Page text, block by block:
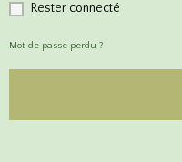
Rester connecté
Mot de passe perdu ?